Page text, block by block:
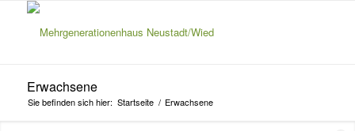
Erwachsene
Sie befinden sich hier: Startseite / Erwachsene